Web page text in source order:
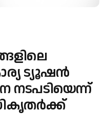
ട്യൂഷൻ